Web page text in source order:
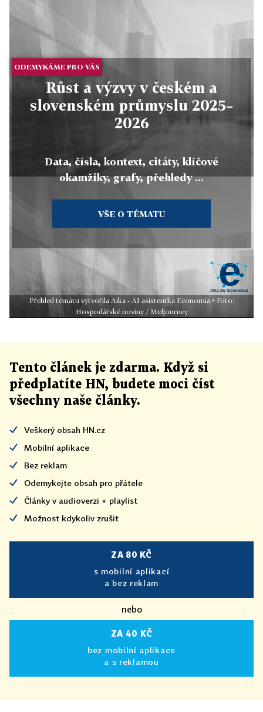
ODEMYKÁME PRO VÁS
Růst a výzvy v českém a
slovenském průmyslu 2025–
2026
Data, čísla, kontext, citáty, klíčové
okamžiky, grafy, přehledy ...
VŠE O TÉMATU
Přehled tématu vytvořila Aika - AI asistentka Economia • Foto:
Hospodářské noviny / Midjourney
Tento článek je zdarma. Když si
předplatíte HN, budete moci číst
všechny naše články.
Veškerý obsah HN.cz
Mobilní aplikace
Bez reklam
Odemykejte obsah pro přátele
Články v audioverzi + playlist
Možnost kdykoliv zrušit
ZA 80 KČ
s mobilní aplikací
a bez reklam
nebo
ZA 40 KČ
bez mobilní aplikace
a s reklamou